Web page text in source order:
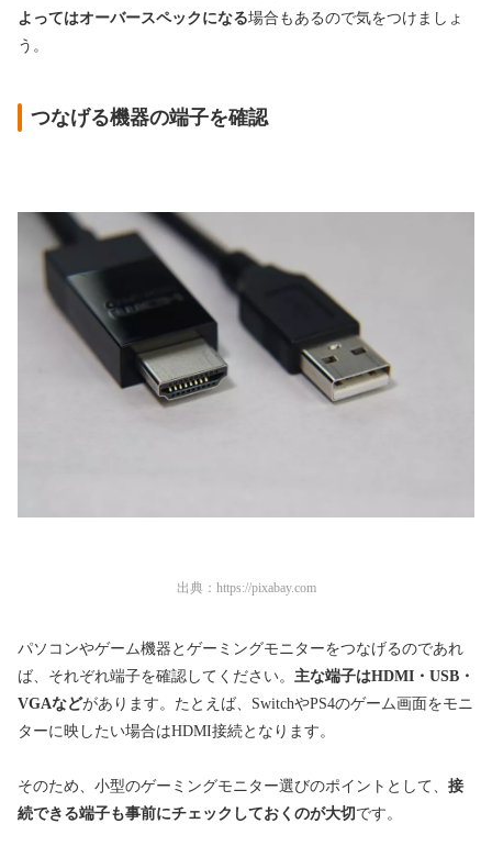
よってはオーバースペックになる場合もあるので気をつけましょ
う。
つなげる機器の端子を確認
出典： https://pixabay.com
パソコンやゲーム機器とゲーミングモニターをつなげるのであれ
ば、それぞれ端子を確認してください。 主な端子はHDMI・USB・
VGAなどがあります。たとえば、SwitchやPS4のゲーム画面をモニ
ターに映したい場合はHDMI接続となります。
そのため、小型のゲーミングモニター選びのポイントとして、 接
続できる端子も事前にチェックしておくのが大切 です。